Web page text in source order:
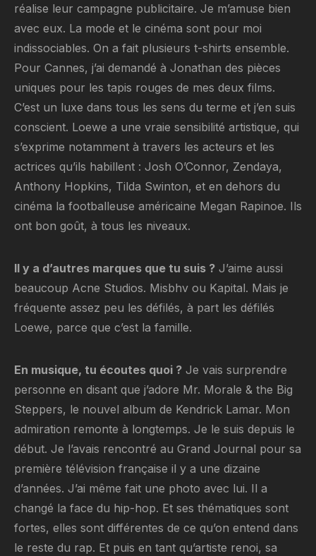
réalise leur campagne publicitaire. Je m’amuse bien
avec eux. La mode et le cinéma sont pour moi
indissociables. On a fait plusieurs t-shirts ensemble.
Pour Cannes, j’ai demandé à Jonathan des pièces
uniques pour les tapis rouges de mes deux films.
C’est un luxe dans tous les sens du terme et j’en suis
conscient. Loewe a une vraie sensibilité artistique, qui
s’exprime notamment à travers les acteurs et les
actrices qu’ils habillent : Josh O’Connor, Zendaya,
Anthony Hopkins, Tilda Swinton, et en dehors du
cinéma la footballeuse américaine Megan Rapinoe. Ils
ont bon goût, à tous les niveaux.
Il y a d’autres marques que tu suis ? J’aime aussi
beaucoup Acne Studios. Misbhv ou Kapital. Mais je
fréquente assez peu les défilés, à part les défilés
Loewe, parce que c’est la famille.
En musique, tu écoutes quoi ? Je vais surprendre
personne en disant que j’adore Mr. Morale & the Big
Steppers, le nouvel album de Kendrick Lamar. Mon
admiration remonte à longtemps. Je le suis depuis le
début. Je l’avais rencontré au Grand Journal pour sa
première télévision française il y a une dizaine
d’années. J’ai même fait une photo avec lui. Il a
changé la face du hip-hop. Et ses thématiques sont
fortes, elles sont différentes de ce qu’on entend dans
le reste du rap. Et puis en tant qu’artiste renoi, sa